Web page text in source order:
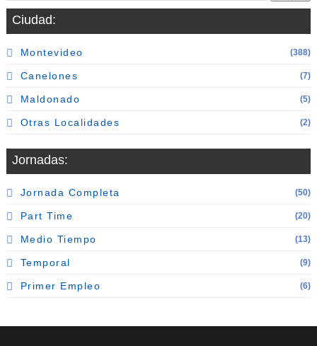
Ciudad:
Montevideo (388)
Canelones (7)
Maldonado (5)
Otras Localidades (2)
Jornadas:
Jornada Completa (50)
Part Time (20)
Medio Tiempo (13)
Temporal (9)
Primer Empleo (6)